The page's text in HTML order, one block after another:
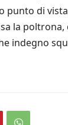
punto di
la poltrona,
indegno